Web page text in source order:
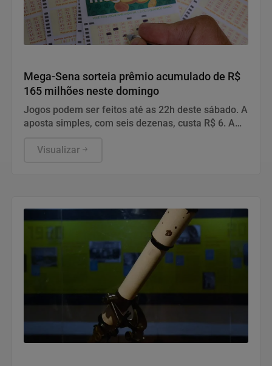
Mega-Sena sorteia prêmio acumulado de R$
165 milhões neste domingo
Jogos podem ser feitos até as 22h deste sábado. A
aposta simples, com seis dezenas, custa R$ 6. A
Visualizar